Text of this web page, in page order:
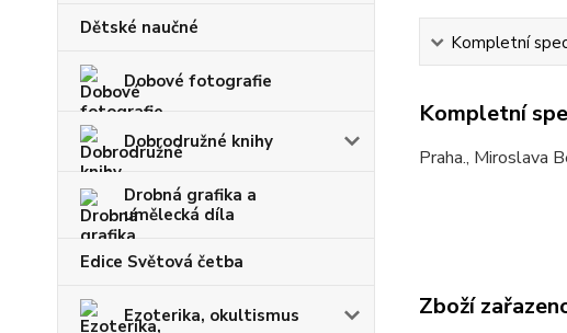
Dětské naučné
Dobové fotografie
Dobrodružné knihy
Drobná grafika a
umělecká díla
Edice Světová četba
Ezoterika, okultismus
Kompletní
Kompletní
Praha., Miroslava
Zboží